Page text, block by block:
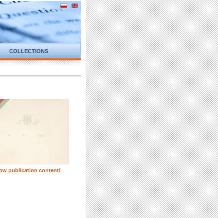
COLLECTIONS
publication content!